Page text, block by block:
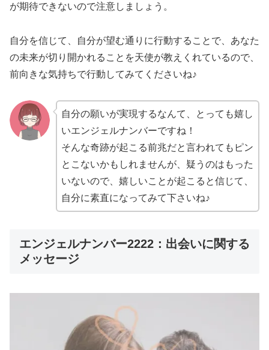
が期待できないので注意しましょう。
自分を信じて、自分が望む通りに行動することで、あなた
の未来が切り開かれることを天使が教えくれているので、
前向きな気持ちで行動してみてくださいね♪
自分の願いが実現するなんて、とっても嬉し
いエンジェルナンバーですね！
そんな奇跡が起こる前兆だと言われてもピン
とこないかもしれませんが、疑うのはもった
いないので、嬉しいことが起こると信じて、
自分に素直になってみて下さいね♪
エンジェルナンバー2222：出会いに関する
メッセージ